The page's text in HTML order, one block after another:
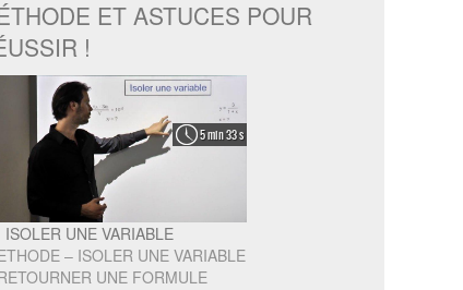
ET ASTUCES POUR
!
5 min 33 s
ISOLER UNE VARIABLE
– ISOLER UNE VARIABLE
UNE FORMULE